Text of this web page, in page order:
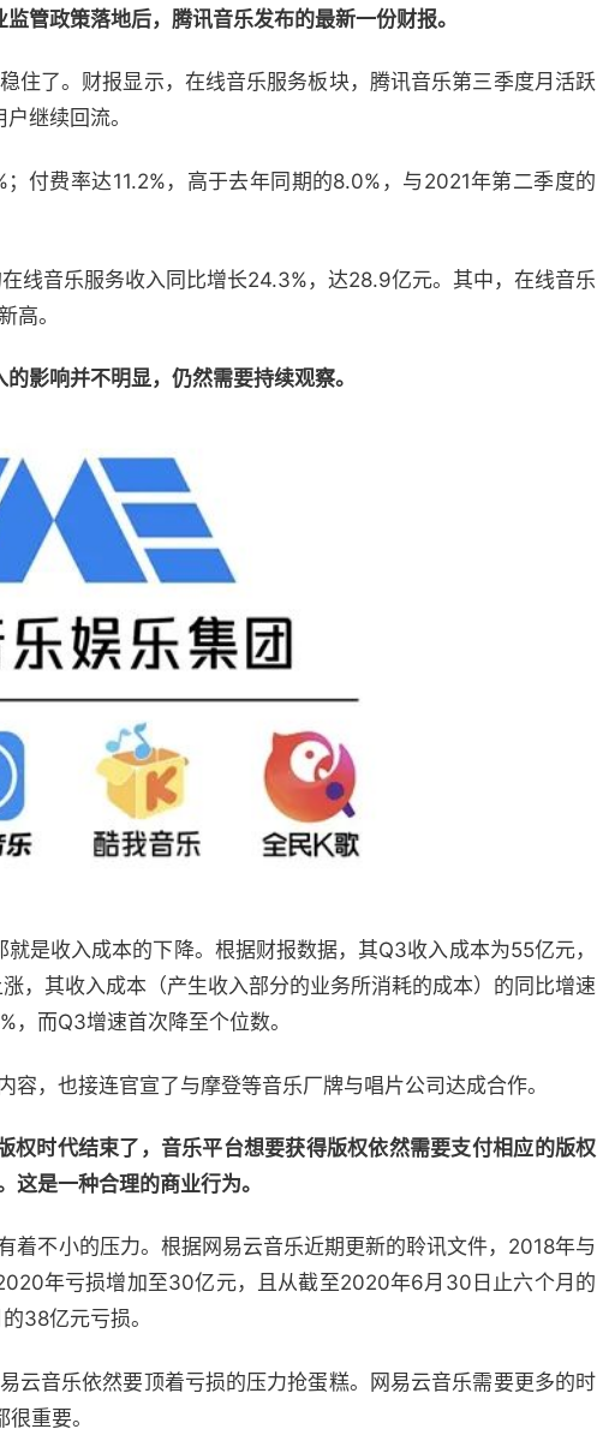
管政策落地后，腾讯音乐发布的最新一份财报。
住了。财报显示，在线音乐服务板块，腾讯音乐第三季度月活跃
继续回流。
付费率达11.2%，高于去年同期的8.0%，与2021年第二季度的
线音乐服务收入同比增长24.3%，达28.9亿元。其中，在线音乐
高。
影响并不明显，仍然需要持续观察。
是收入成本的下降。根据财报数据，其Q3收入成本为55亿元，
，其收入成本（产生收入部分的业务所消耗的成本）的同比增速
而Q3增速首次降至个位数。
，也接连官宣了与摩登等音乐厂牌与唱片公司达成合作。
权时代结束了，音乐平台想要获得版权依然需要支付相应的版权
是一种合理的商业行为。
着不小的压力。根据网易云音乐近期更新的聆讯文件，2018年与
年亏损增加至30亿元，且从截至2020年6月30日止六个月的
38亿元亏损。
云音乐依然要顶着亏损的压力抢蛋糕。网易云音乐需要更多的时
重要。